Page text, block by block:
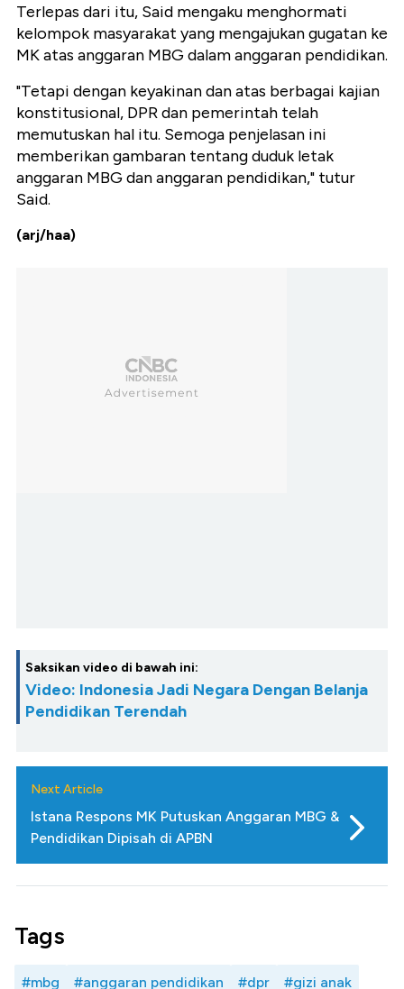
Terlepas dari itu, Said mengaku menghormati
kelompok masyarakat yang mengajukan gugatan ke
MK atas anggaran MBG dalam anggaran pendidikan.
"Tetapi dengan keyakinan dan atas berbagai kajian
konstitusional, DPR dan pemerintah telah
memutuskan hal itu. Semoga penjelasan ini
memberikan gambaran tentang duduk letak
anggaran MBG dan anggaran pendidikan," tutur
Said.
(arj/haa)
Saksikan video di bawah ini:
Video: Indonesia Jadi Negara Dengan Belanja
Pendidikan Terendah
Next Article
Istana Respons MK Putuskan Anggaran MBG &
Pendidikan Dipisah di APBN
Tags
#mbg #anggaran pendidikan #dpr #gizi anak